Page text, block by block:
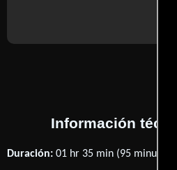
Información
Duración: 01 hr 35 min (95 minutos) .